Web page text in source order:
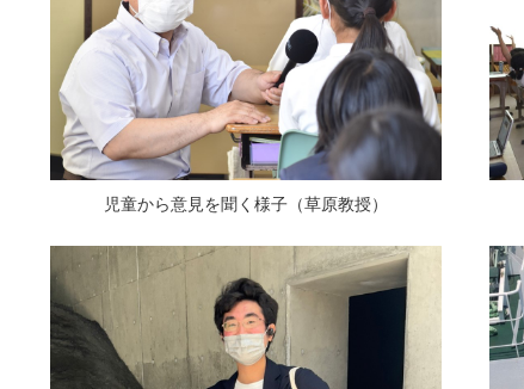
児童から意見を聞く様子（草原教授）